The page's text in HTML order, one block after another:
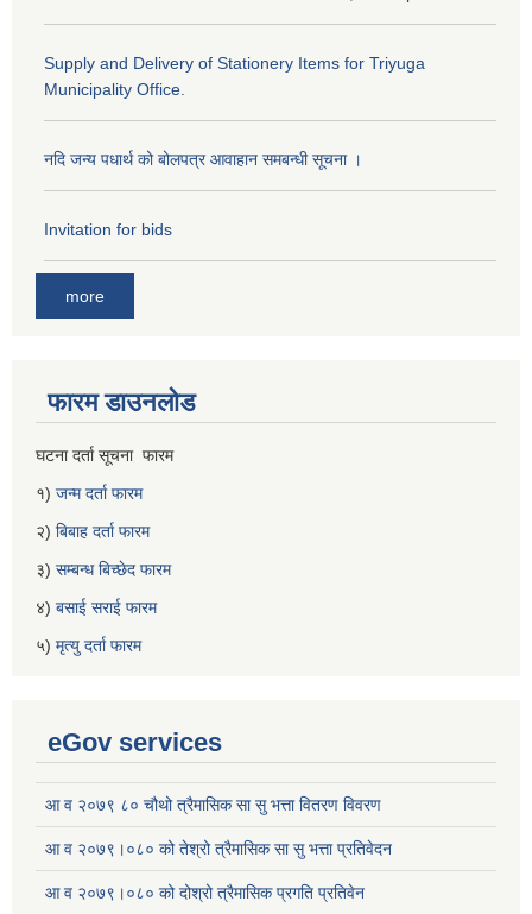
Supply and Delivery of Stationery Items for Triyuga
Municipality Office.
नदि जन्य पधार्थ को बोलपत्र आवाहान समबन्धी सूचना ।
Invitation for bids
more
फारम डाउनलोड
घटना दर्ता सूचना फारम
१) जन्म दर्ता फारम
२) बिबाह दर्ता फारम
३) सम्बन्ध बिच्छेद फारम
४) बसाई सराई फारम
५) मृत्यु दर्ता फारम
eGov services
आ व २०७९ ८० चौथो त्रैमासिक सा सु भत्ता वितरण विवरण
आ व २०७९।०८० को तेश्रो त्रैमासिक सा सु भत्ता प्रतिवेदन
आ व २०७९।०८० को दोश्रो त्रैमासिक प्रगति प्रतिवेन